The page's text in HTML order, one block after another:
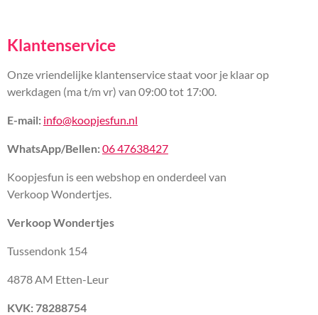
Klantenservice
Onze vriendelijke klantenservice staat voor je klaar op
werkdagen (ma t/m vr) van 09:00 tot 17:00.
E-mail: info@koopjesfun.nl
WhatsApp/Bellen:06 47638427
Koopjesfun is een webshop en onderdeel van
Verkoop Wondertjes.
Verkoop Wondertjes
Tussendonk 154
4878 AM Etten-Leur
KVK: 78288754